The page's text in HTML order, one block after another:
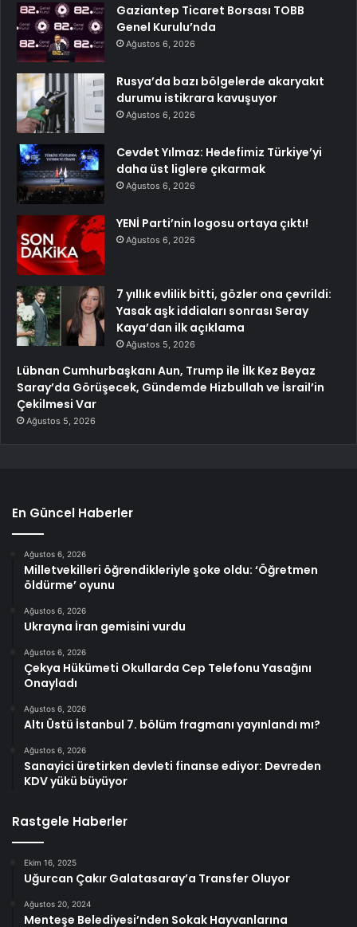
Gaziantep Ticaret Borsası TOBB
Genel Kurulu’nda
Ağustos 6, 2026
Rusya’da bazı bölgelerde akaryakıt
durumu istikrara kavuşuyor
Ağustos 6, 2026
Cevdet Yılmaz: Hedefimiz Türkiye’yi
daha üst liglere çıkarmak
Ağustos 6, 2026
YENİ Parti’nin logosu ortaya çıktı!
Ağustos 6, 2026
7 yıllık evlilik bitti, gözler ona çevrildi:
Yasak aşk iddiaları sonrası Seray
Kaya’dan ilk açıklama
Ağustos 5, 2026
Lübnan Cumhurbaşkanı Aun, Trump ile İlk Kez Beyaz
Saray’da Görüşecek, Gündemde Hizbullah ve İsrail’in
Çekilmesi Var
Ağustos 5, 2026
En Güncel Haberler
Ağustos 6, 2026
Milletvekilleri öğrendikleriyle şoke oldu: ‘Öğretmen
öldürme’ oyunu
Ağustos 6, 2026
Ukrayna İran gemisini vurdu
Ağustos 6, 2026
Çekya Hükümeti Okullarda Cep Telefonu Yasağını
Onayladı
Ağustos 6, 2026
Altı Üstü İstanbul 7. bölüm fragmanı yayınlandı mı?
Ağustos 6, 2026
Sanayici üretirken devleti finanse ediyor: Devreden
KDV yükü büyüyor
Rastgele Haberler
Ekim 16, 2025
Uğurcan Çakır Galatasaray’a Transfer Oluyor
Ağustos 20, 2024
Menteşe Belediyesi’nden Sokak Hayvanlarına